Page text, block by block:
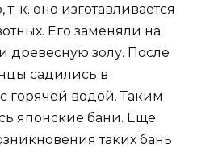
к. оно изготавливается
Его заменяли на
древесную золу. После
садились в
горячей водой. Таким
японские бани. Еще
таких бань